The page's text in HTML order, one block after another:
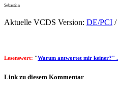
Sebastian
Aktuelle VCDS Version: DE/PCI /
Lesenswert: "Warum antwortet mir keiner?"
Link zu diesem Kommentar